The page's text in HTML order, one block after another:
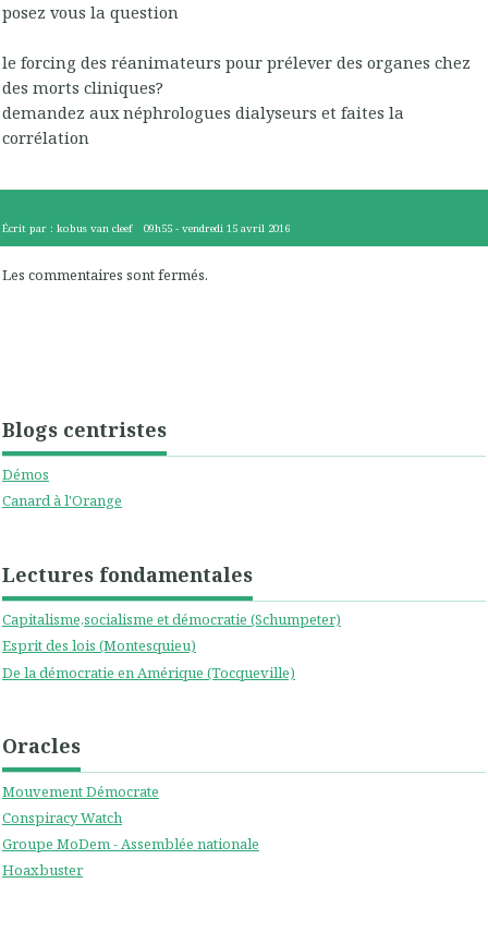
Blogs centristes
Démos
Canard à l'Orange
Lectures fondamentales
Capitalisme,socialisme et démocratie (Schumpeter)
Esprit des lois (Montesquieu)
De la démocratie en Amérique (Tocqueville)
Oracles
Mouvement Démocrate
Conspiracy Watch
Groupe MoDem - Assemblée nationale
Hoaxbuster
posez vous la question
le forcing des réanimateurs pour prélever des organes chez
des morts cliniques?
demandez aux néphrologues dialyseurs et faites la
corrélation
Écrit par : kobus van cleef 09h55 -vendredi 15 avril 2016
Les commentaires sont fermés.